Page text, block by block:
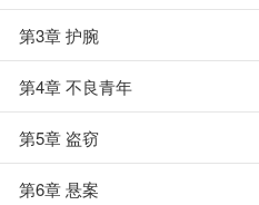
第3章 护腕
第4章 不良青年
第5章 盗窃
第6章 悬案